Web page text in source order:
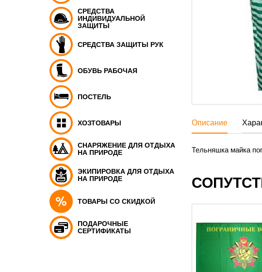
СРЕДСТВА
ИНДИВИДУАЛЬНОЙ
ЗАЩИТЫ
СРЕДСТВА ЗАЩИТЫ РУК
ОБУВЬ РАБОЧАЯ
ПОСТЕЛЬ
ХОЗТОВАРЫ
СНАРЯЖЕНИЕ ДЛЯ ОТДЫХА
НА ПРИРОДЕ
ЭКИПИРОВКА ДЛЯ ОТДЫХА
НА ПРИРОДЕ
ТОВАРЫ СО СКИДКОЙ
ПОДАРОЧНЫЕ
СЕРТИФИКАТЫ
Описание
Тельняшка майка